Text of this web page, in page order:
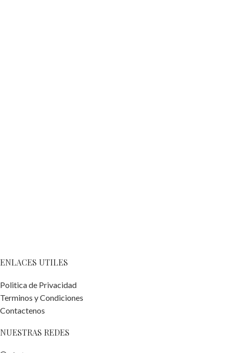
ENLACES UTILES
Politica de Privacidad
Terminos y Condiciones
Contactenos
NUESTRAS REDES